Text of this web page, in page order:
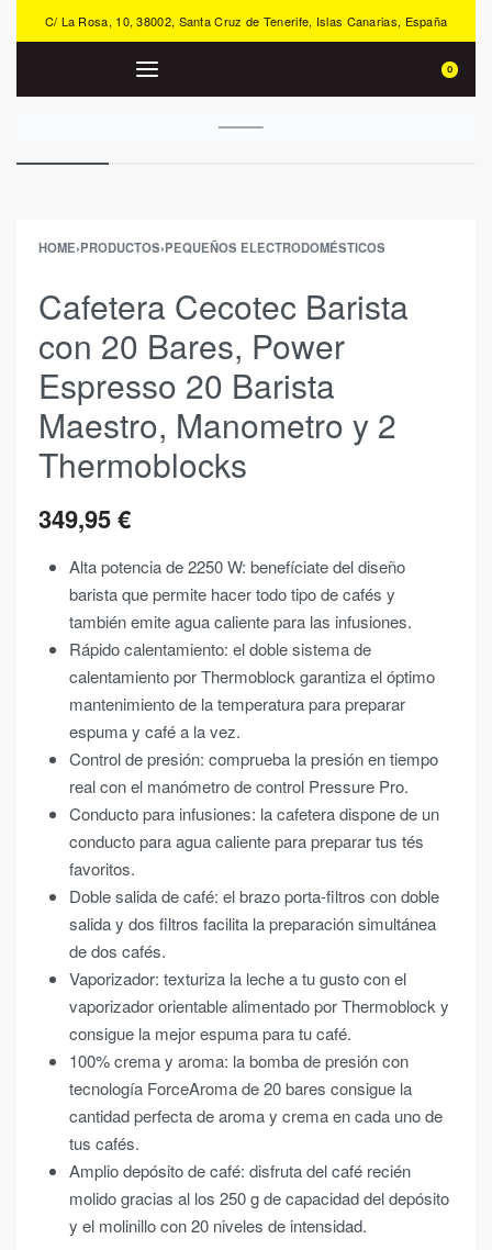
C/ La Rosa, 10, 38002, Santa Cruz de Tenerife, Islas Canarias, España
0
HOME›PRODUCTOS›PEQUEÑOS ELECTRODOMÉSTICOS
Cafetera Cecotec Barista
con 20 Bares, Power
Espresso 20 Barista
Maestro, Manometro y 2
Thermoblocks
349,95€
Alta potencia de 2250 W: benefíciate del diseño
barista que permite hacer todo tipo de cafés y
también emite agua caliente para las infusiones.
Rápido calentamiento: el doble sistema de
calentamiento por Thermoblock garantiza el óptimo
mantenimiento de la temperatura para preparar
espuma y café a la vez.
Control de presión: comprueba la presión en tiempo
real con el manómetro de control Pressure Pro.
Conducto para infusiones: la cafetera dispone de un
conducto para agua caliente para preparar tus tés
favoritos.
Doble salida de café: el brazo porta-filtros con doble
salida y dos filtros facilita la preparación simultánea
de dos cafés.
Vaporizador: texturiza la leche a tu gusto con el
vaporizador orientable alimentado por Thermoblock y
consigue la mejor espuma para tu café.
100% crema y aroma: la bomba de presión con
tecnología ForceAroma de 20 bares consigue la
cantidad perfecta de aroma y crema en cada uno de
tus cafés.
Amplio depósito de café: disfruta del café recién
molido gracias al los 250 g de capacidad del depósito
y el molinillo con 20 niveles de intensidad.